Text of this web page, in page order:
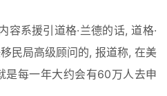
容系援引道格·兰德的话, 道格·
民局高级顾问的, 报道称, 在美
是每一年大约会有60万人去申